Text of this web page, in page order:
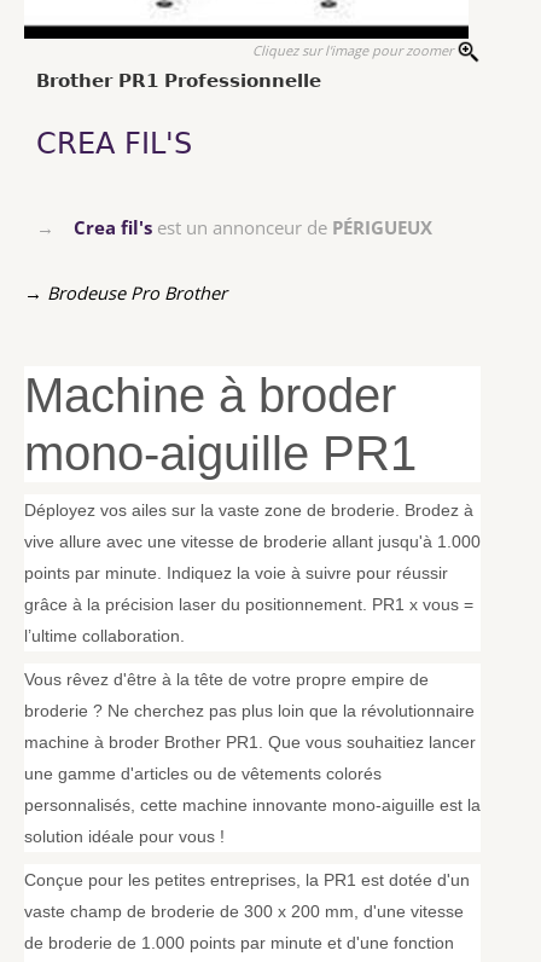
Cliquez sur l'image pour zoomer
Brother PR1 Professionnelle
CREA FIL'S
→ Crea fil's est un annonceur de PÉRIGUEUX
→ Brodeuse Pro Brother
Machine à broder
mono-aiguille PR1
Déployez vos ailes sur la vaste zone de broderie. Brodez à
vive allure avec une vitesse de broderie allant jusqu'à 1.000
points par minute. Indiquez la voie à suivre pour réussir
grâce à la précision laser du positionnement. PR1 x vous =
l’ultime collaboration.
Vous rêvez d'être à la tête de votre propre empire de
broderie ? Ne cherchez pas plus loin que la révolutionnaire
machine à broder Brother PR1. Que vous souhaitiez lancer
une gamme d'articles ou de vêtements colorés
personnalisés, cette machine innovante mono-aiguille est la
solution idéale pour vous !
Conçue pour les petites entreprises, la PR1 est dotée d'un
vaste champ de broderie de 300 x 200 mm, d'une vitesse
de broderie de 1.000 points par minute et d'une fonction